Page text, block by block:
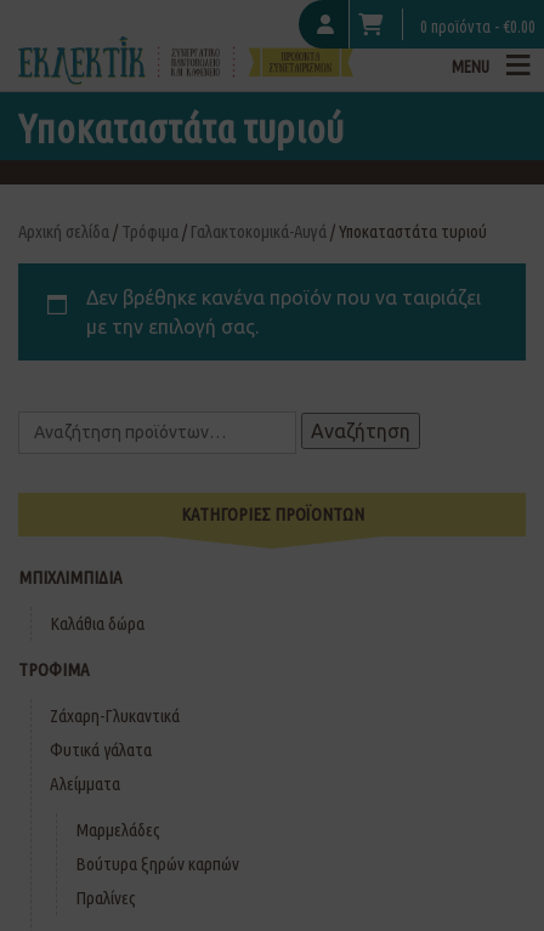
0 προϊόντα - €0.00
MENU
Υποκαταστάτα τυριού
Αρχική σελίδα / Τρόφιμα / Γαλακτοκομικά-Αυγά / Υποκαταστάτα τυριού
Δεν βρέθηκε κανένα προϊόν που να ταιριάζει
με την επιλογή σας.
Αναζήτηση
ΚΑΤΗΓΟΡΙΕΣ ΠΡΟΪΟΝΤΩΝ
ΜΠΙΧΛΙΜΠΙΔΙΑ
Καλάθια δώρα
ΤΡΟΦΙΜΑ
Ζάχαρη-Γλυκαντικά
Φυτικά γάλατα
Αλείμματα
Μαρμελάδες
Βούτυρα ξηρών καρπών
Πραλίνες